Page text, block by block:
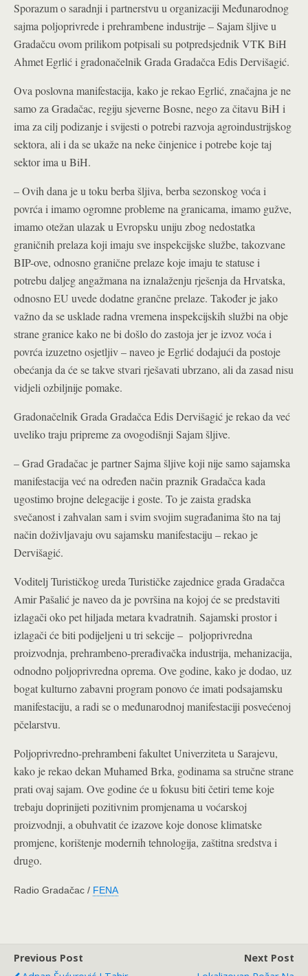
Sporazum o saradnji i partnerstvu u organizaciji Međunarodnog
sajma poljoprivrede i prehrambene industrije – Sajam šljive u
Gradačcu ovom prilikom potpisali su potpredsjednik VTK BiH
Ahmet Egrlić i gradonačelnik Grada Gradačca Edis Dervišagić.
Ova poslovna manifestacija, kako je rekao Egrlić, značajna je ne
samo za Gradačac, regiju sjeverne Bosne, nego za čitavu BiH i
ima za cilj podizanje i svijesti o potrebi razvoja agroindustrijskog
sektora, ali i da se ukaže na neke činjenice i potrebe koje taj
sektor ima u BiH.
– Ovih dana je u toku berba šljiva, berba sezonskog voća i
povrća i imamo ogromne probleme na granicama, imamo gužve,
imamo otežan ulazak u Evropsku uniju zbog nedostatka
graničnih prelaza koji imaju sve inspekcijske službe, takozvane
BIP-ove, odnosno granične prelaze koje imaju te statuse i
potrebu daljeg angažmana na iznalaženju rješenja da Hrvatska,
odnosno EU uvede dodatne grančne prelaze. Također je jako
važno da se usklade radna vremena inspekcijskih službi na obje
strane granice kako ne bi došlo do zastoja jer je izvoz voća i
povrća izuzetno osjetljiv – naveo je Egrlić dodajući da postoje
obećanja da će se takve stvari rješavati ubrzano, ali da zasad nisu
vidjeli ozbiljnije pomake.
Gradonačelnik Grada Gradačca Edis Dervišagić je rekao da već
uveliko traju pripreme za ovogodišnji Sajam šljive.
– Grad Gradačac je partner Sajma šljive koji nije samo sajamska
manifestacija već na određen način praznik Gradačca kada
ugostimo brojne delegacije i goste. To je zaista gradska
svečanost i zahvalan sam i svim svojim sugrađanima što na taj
način doživljavaju ovu sajamsku manifestaciju – rekao je
Dervišagić.
Voditelj Turističkog ureda Turističke zajednice grada Gradačca
Amir Pašalić je naveo da je površina na kojoj će se predstaviti
izlagači oko pet hiljada metara kvadratnih. Sajamski prostor i
izlagači će biti podijeljeni u tri sekcije – poljoprivredna
proizvodnja, prehrambeno-prerađivačka industrija, mehanizacija,
odnodno poljoprivredna oprema. Ove godine, kako je dodao, uz
bogat kulturno zabavni program ponovo će imati podsajamsku
manifestaciju, a radi se o međunarodnoj manifestaciji posvećenoj
pčelarstvu.
Poljoprivredno-prehrambeni fakultet Univerziteta u Sarajevu,
kako je rekao dekan Muhamed Brka, godinama sa stručne strane
prati ovaj sajam. Ove godine će u fokusu biti četiri teme koje
trebaju doprinijeti pozitivnim promjenama u voćarskoj
proizvodnji, a obuhvatit će izazove koje donose klimatske
promjene, korištenje modernih tehnologija, zaštitna sredstva i
drugo.
Radio Gradačac / FENA
Previous Post
Next Post